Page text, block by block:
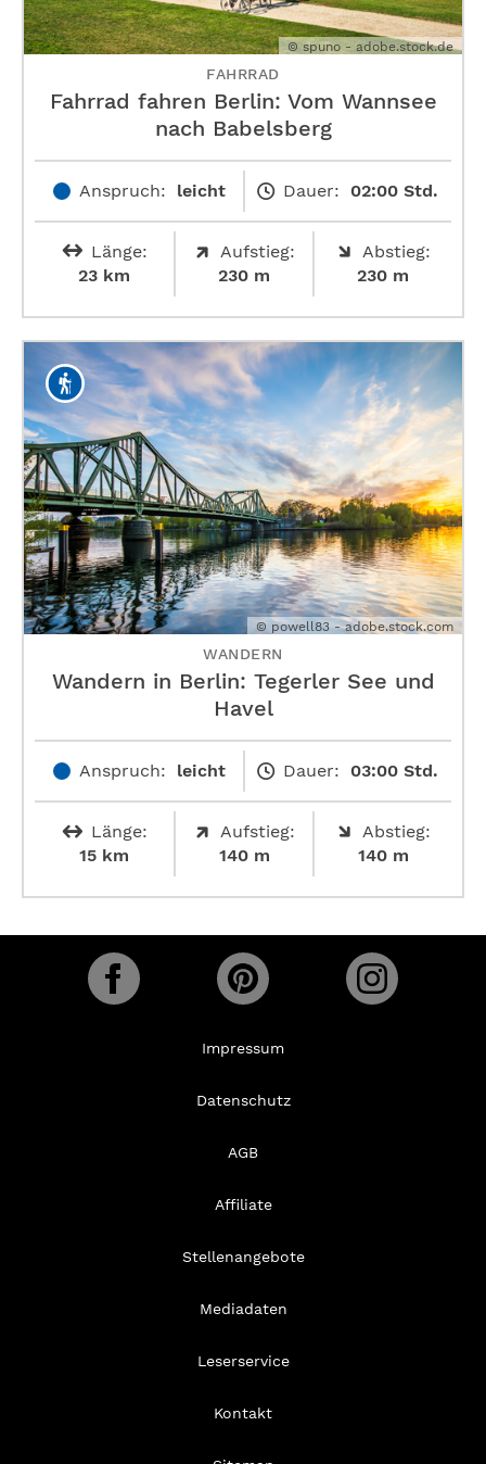
© spuno - adobe.stock.de
FAHRRAD
Fahrrad fahren Berlin: Vom Wannsee
nach Babelsberg
Anspruch: leicht Dauer: 02:00 Std.
Länge:
23 km
Aufstieg:
230 m
Abstieg:
230 m
© powell83 - adobe.stock.com
WANDERN
Wandern in Berlin: Tegerler See und
Havel
Anspruch: leicht Dauer: 03:00 Std.
Länge:
15 km
Aufstieg:
140 m
Abstieg:
140 m
Impressum
Datenschutz
AGB
Affiliate
Stellenangebote
Mediadaten
Leserservice
Kontakt